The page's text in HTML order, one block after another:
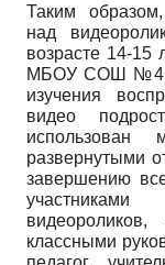
Таким
над
возрасте 14-15
МБОУ СОШ №4 г.
изучения
видео
использован
развернутыми
завершению
классными